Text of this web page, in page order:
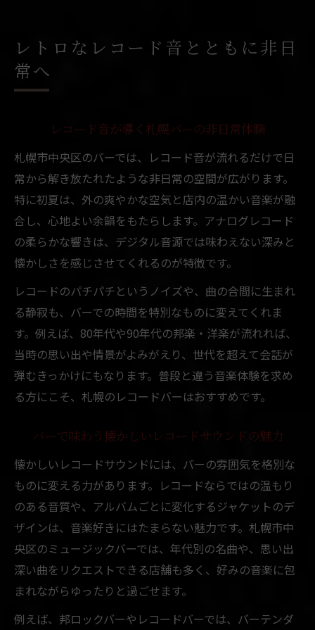
レトロなレコード音とともに非日
常へ
レコード音が導く札幌バーの非日常体験
札幌市中央区のバーでは、レコード音が流れるだけで日
常から解き放たれたような非日常の空間が広がります。
特に初夏は、外の爽やかな空気と店内の温かい音楽が融
合し、心地よい余韻をもたらします。アナログレコード
の柔らかな響きは、デジタル音源では味わえない深みと
懐かしさを感じさせてくれるのが特徴です。
レコードのパチパチというノイズや、曲の合間に生まれ
る静寂も、バーでの時間を特別なものに変えてくれま
す。例えば、80年代や90年代の邦楽・洋楽が流れれば、
当時の思い出や情景がよみがえり、世代を超えて会話が
弾むきっかけにもなります。普段と違う音楽体験を求め
る方にこそ、札幌のレコードバーはおすすめです。
バーで味わう懐かしいレコードサウンドの魅力
懐かしいレコードサウンドには、バーの雰囲気を格別な
ものに変える力があります。レコードならではの温もり
のある音質や、アルバムごとに変化するジャケットのデ
ザインは、音楽好きにはたまらない魅力です。札幌市中
央区のミュージックバーでは、年代別の名曲や、思い出
深い曲をリクエストできる店舗も多く、好みの音楽に包
まれながらゆったりと過ごせます。
例えば、邦ロックバーやレコードバーでは、バーテンダ